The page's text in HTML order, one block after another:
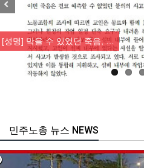
[성명] 막을 수 있었던 죽음, …
주노총 뉴스 NEWS